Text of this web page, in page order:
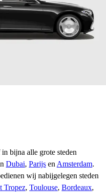
bijna alle grote steden
Dubai, Parijs en Amsterdam.
wij nabijgelegen steden
Tropez, Toulouse, Bordeaux,